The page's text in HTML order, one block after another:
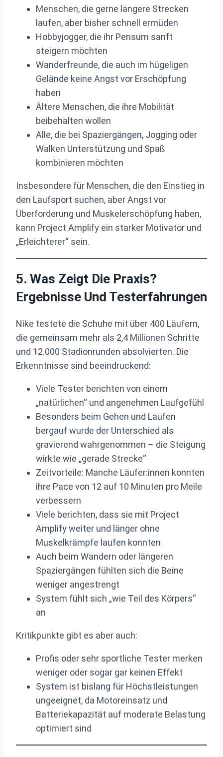
Menschen, die gerne längere Strecken
laufen, aber bisher schnell ermüden
Hobbyjogger, die ihr Pensum sanft
steigern möchten
Wanderfreunde, die auch im hügeligen
Gelände keine Angst vor Erschöpfung
haben
Ältere Menschen, die ihre Mobilität
beibehalten wollen
Alle, die bei Spaziergängen, Jogging oder
Walken Unterstützung und Spaß
kombinieren möchten
Insbesondere für Menschen, die den Einstieg in
den Laufsport suchen, aber Angst vor
Überforderung und Muskelerschöpfung haben,
kann Project Amplify ein starker Motivator und
„Erleichterer“ sein.
5. Was Zeigt Die Praxis?
Ergebnisse Und Testerfahrungen
Nike testete die Schuhe mit über 400 Läufern,
die gemeinsam mehr als 2,4 Millionen Schritte
und 12.000 Stadionrunden absolvierten. Die
Erkenntnisse sind beeindruckend:
Viele Tester berichten von einem
„natürlichen“ und angenehmen Laufgefühl
Besonders beim Gehen und Laufen
bergauf wurde der Unterschied als
gravierend wahrgenommen – die Steigung
wirkte wie „gerade Strecke“
Zeitvorteile: Manche Läufer:innen konnten
ihre Pace von 12 auf 10 Minuten pro Meile
verbessern
Viele berichten, dass sie mit Project
Amplify weiter und länger ohne
Muskelkrämpfe laufen konnten
Auch beim Wandern oder längeren
Spaziergängen fühlten sich die Beine
weniger angestrengt
System fühlt sich „wie Teil des Körpers“
an
Kritikpunkte gibt es aber auch:
Profis oder sehr sportliche Tester merken
weniger oder sogar gar keinen Effekt
System ist bislang für Höchstleistungen
ungeeignet, da Motoreinsatz und
Batteriekapazität auf moderate Belastung
optimiert sind